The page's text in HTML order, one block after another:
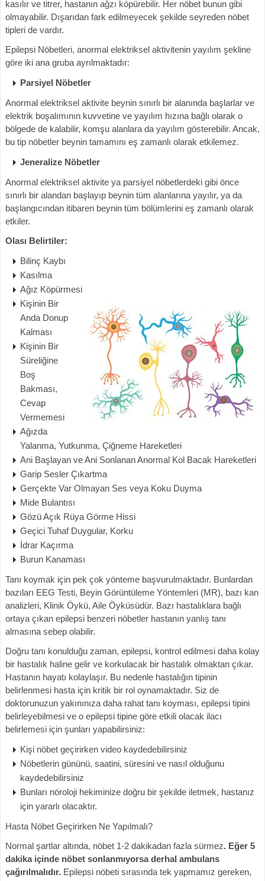
kasılır ve titrer, hastanın ağzı köpürebilir. Her nöbet bunun gibi
olmayabilir. Dışarıdan fark edilmeyecek şekilde seyreden nöbet
tipleri de vardır.
Epilepsi Nöbetleri, anormal elektriksel aktivitenin yayılım şekline
göre iki ana gruba ayrılmaktadır:
Parsiyel Nöbetler
Anormal elektriksel aktivite beynin sınırlı bir alanında başlarlar ve
elektrik boşalımının kuvvetine ve yayılım hızına bağlı olarak o
bölgede de kalabilir, komşu alanlara da yayılım gösterebilir. Ancak,
bu tip nöbetler beynin tamamını eş zamanlı olarak etkilemez.
Jeneralize Nöbetler
Anormal elektriksel aktivite ya parsiyel nöbetlerdeki gibi önce
sınırlı bir alandan başlayıp beynin tüm alanlarına yayılır, ya da
başlangıcından itibaren beynin tüm bölümlerini eş zamanlı olarak
etkiler.
Olası Belirtiler:
Bilinç Kaybı
Kasılma
Ağız Köpürmesi
Kişinin Bir
Anda Donup
Kalması
Kişinin Bir
Süreliğine
Boş
Bakması,
Cevap
Vermemesi
Ağızda
Yalanma, Yutkunma, Çiğneme Hareketleri
Ani Başlayan ve Ani Sonlanan Anormal Kol Bacak Hareketleri
Garip Sesler Çıkartma
Gerçekte Var Olmayan Ses veya Koku Duyma
Mide Bulantısı
Gözü Açık Rüya Görme Hissi
Geçici Tuhaf Duygular, Korku
İdrar Kaçırma
Burun Kanaması
Tanı koymak için pek çok yönteme başvurulmaktadır. Bunlardan
bazıları EEG Testi, Beyin Görüntüleme Yöntemleri (MR), bazı kan
analizleri, Klinik Öykü, Aile Öyküsüdür. Bazı hastalıklara bağlı
ortaya çıkan epilepsi benzeri nöbetler hastanın yanlış tanı
almasına sebep olabilir.
Doğru tanı konulduğu zaman, epilepsi, kontrol edilmesi daha kolay
bir hastalık haline gelir ve korkulacak bir hastalık olmaktan çıkar.
Hastanın hayatı kolaylaşır. Bu nedenle hastalığın tipinin
belirlenmesi hasta için kritik bir rol oynamaktadır. Siz de
doktorunuzun yakınınıza daha rahat tanı koyması, epilepsi tipini
belirleyebilmesi ve o epilepsi tipine göre etkili olacak ilacı
belirlemesi için şunları yapabilirsiniz:
Kişi nöbet geçirirken video kaydedebilirsiniz
Nöbetlerin gününü, saatini, süresini ve nasıl olduğunu
kaydedebilirsiniz
Bunları nöroloji hekiminize doğru bir şekilde iletmek, hastanız
için yararlı olacaktır.
Hasta Nöbet Geçirirken Ne Yapılmalı?
Normal şartlar altında, nöbet 1-2 dakikadan fazla sürmez. Eğer 5
dakika içinde nöbet sonlanmıyorsa derhal ambulans
çağırılmalıdır. Epilepsi nöbeti sırasında tek yapmamız gereken,